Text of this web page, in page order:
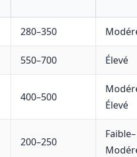
280–350
550–700 Élevé
400–500
Élevé
200–250
Faible–